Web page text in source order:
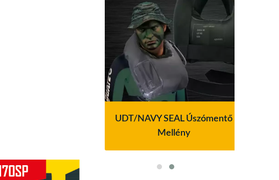
UDT/NAVY SEAL Úszómentő
Mellény